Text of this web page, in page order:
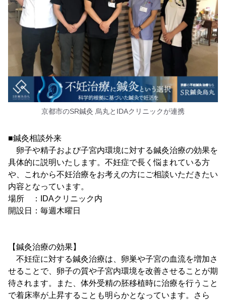
京都市のSR鍼灸 烏丸とIDAクリニックが連携
■鍼灸相談外来
卵子や精子および子宮内環境に対する鍼灸治療の効果を
具体的に説明いたします。不妊症で長く悩まれている方
や、これから不妊治療をお考えの方にご相談いただきたい
内容となっています。
場所 ：IDAクリニック内
開設日：毎週木曜日
【鍼灸治療の効果】
不妊症に対する鍼灸治療は、卵巣や子宮の血流を増加さ
せることで、卵子の質や子宮内環境を改善させることが期
待されます。また、体外受精の胚移植時に治療を行うこと
で着床率が上昇することも明らかとなっています。さら